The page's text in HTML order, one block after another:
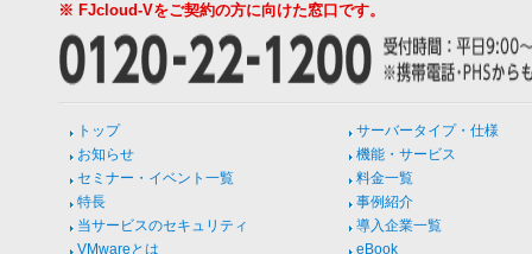
※ FJcloud-Vをご契約の方に向けた窓口です。
トップ
お知らせ
セミナー・イベント一覧
特長
当サービスのセキュリティ
VMwareとは
サーバータイプ・仕様
機能・サービス
料金一覧
事例紹介
導入企業一覧
eBook